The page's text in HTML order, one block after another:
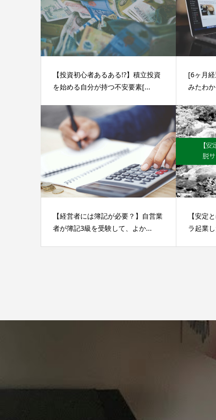
【投資初心者あるある!?】積立投資
を始める自分が持つ不安要素[...
[6ヶ月
みたわ
【経営者には簿記が必要？】自営業
者が簿記3級を受験して、よか...
【安定
ラ起業